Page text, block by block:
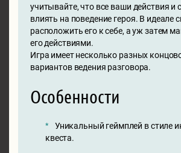
учитывайте, что все ваши действия и
влиять на поведение героя. В идеале
расположить его к себе, а уж затем
его действиями.
Игра имеет несколько разных
вариантов ведения разговора.
Особенности
Уникальный геймплей в стиле
квеста.